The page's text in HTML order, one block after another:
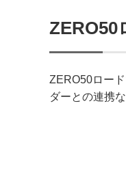
ZERO50
ZERO50ロー
ダーとの連携